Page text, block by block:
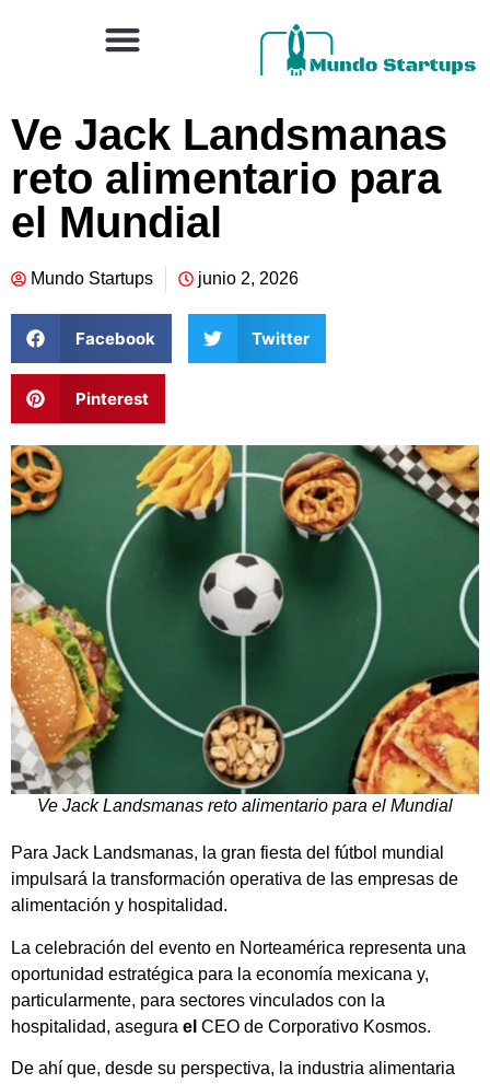
Ve Jack Landsmanas
reto alimentario para
el Mundial
Mundo Startups junio 2, 2026
Facebook Twitter
Pinterest
Ve Jack Landsmanas reto alimentario para el Mundial
Para Jack Landsmanas, la gran fiesta del fútbol mundial
impulsará la transformación operativa de las empresas de
alimentación y hospitalidad.
La celebración del evento en Norteamérica representa una
oportunidad estratégica para la economía mexicana y,
particularmente, para sectores vinculados con la
hospitalidad, asegura el CEO de Corporativo Kosmos.
De ahí que, desde su perspectiva, la industria alimentaria